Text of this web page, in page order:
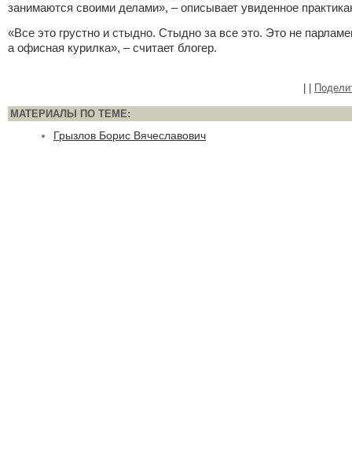
занимаются своими делами», – описывает увиденное
«Все это грустно и стыдно. Стыдно за все это. Это не
а офисная курилка», – считает блогер.
МАТЕРИАЛЫ ПО ТЕМЕ:
Грызлов Борис Вячеславович